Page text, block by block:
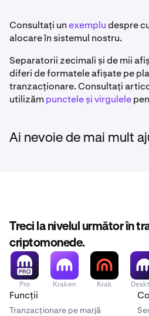
Consultați unexempludespre
alocare în sistemul nostru.
Separatorii zecimali și de mii
diferi de formatele afișate pe
tranzacționare. Consultați
utilizăm punctele și virgulele
Ai nevoie de mai mult
Treci la nivelul următor în
criptomonede.
Pro Kraken Krak
Funcții
Tranzacționare pe marjă